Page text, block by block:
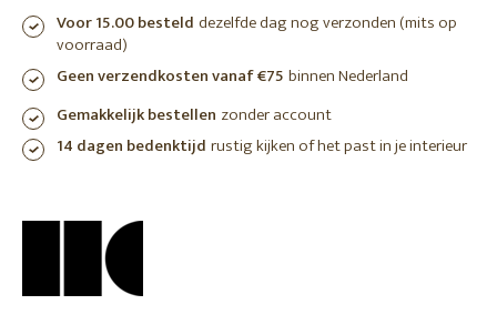
Voor 15.00 besteld dezelfde dag nog verzonden (mits op
voorraad)
Geen verzendkosten vanaf €75 binnen Nederland
Gemakkelijk bestellen zonder account
14 dagen bedenktijd rustig kijken of het past in je interieur